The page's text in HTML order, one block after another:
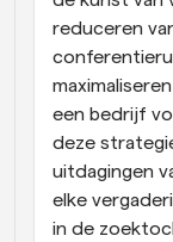
reduceren
een bedrijf
deze
uitdagingen
elke
in de